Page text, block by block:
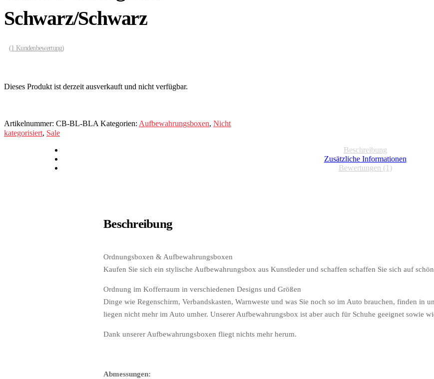
Schwarz/Schwarz
(1 Kundenbewertung)
Dieses Produkt ist derzeit ausverkauft und nicht verfügbar.
Artikelnummer: CB-BL-BLA Kategorien: Aufbewahrungsboxen, Nicht
kategorisiert, Sale
Beschreibung
Zusätzliche Informationen
Bewertungen (1)
Beschreibung
Ordnungsboxen & Aufbewahrungsboxen
Kaufen Sie sich ein stylische Aufbewahrungsbox aus Kunstleder und schaffen schaffen Sie sich auf
Ordnung im Kofferraum in verschiedenen Designs und Größen
Dinge wie Regenschirm, Verbandskasten, Warnweste und was Sie noch so im Auto brauchen, finden in
liegen nicht mehr im Auto umher. Unserer Aufbewahrungsbox ist aber auch für Schuhe geeignet sowie
Dank unserer Aufbewahrungsboxen fliegt nichts mehr herum.
Abmessungen: